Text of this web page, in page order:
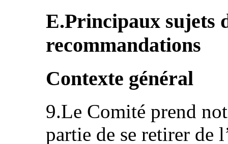
E.Principaux sujets
recommandations
Contexte général
9.Le Comité prend
partie de se retirer de